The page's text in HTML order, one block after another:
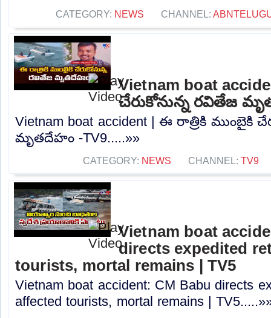
CATEGORY: NEWS CHANNEL:
Vietnam boat
చేరుకోనున్న రవితేజ
Vietnam boat accident | ఈ రాత్రికి ముంబైకి
మృతదేహం -TV9.....»»
CATEGORY: NEWS CHANNEL: TV9
Vietnam boat
directs expedited
tourists, mortal remains | TV5
Vietnam boat accident: CM Babu directs
affected tourists, mortal remains |